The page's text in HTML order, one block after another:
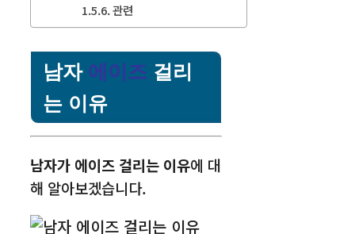
관련
남자 에이즈 걸리
는 이유
남자가 에이즈 걸리는 이유에 대
해 알아보겠습니다.